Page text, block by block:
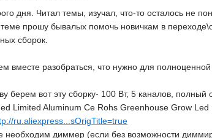
дня. Читал темы, изучал, что-то осталось не
прошу бывалых помочь новичкам в
сборок.
вместе разобраться, что нужно для
берем вот эту сборку- 100 Вт, 5 каналов, полный
Limited Aluminum Ce Rohs Greenhouse Grow
ru.aliexpress...sOrigTitle=true
необходим диммер (если без возможности